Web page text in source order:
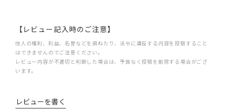
【レビュー記入時のご注意】
他人の権利、利益、名誉などを損ねたり、法令に違反する内容を投稿すること
はできませんのでご注意ください。
レビュー内容が不適切と判断した場合は、予告なく投稿を削除する場合がござ
います。
レビューを書く